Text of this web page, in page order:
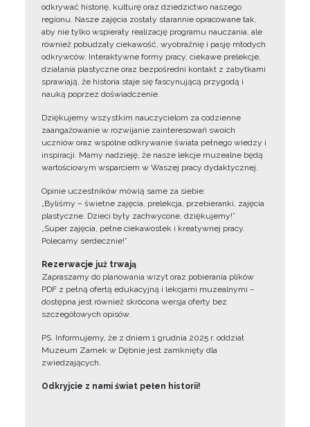
odkrywać historię, kulturę oraz dziedzictwo naszego
regionu. Nasze zajęcia zostały starannie opracowane tak,
aby nie tylko wspierały realizację programu nauczania, ale
również pobudzały ciekawość, wyobraźnię i pasję młodych
odkrywców. Interaktywne formy pracy, ciekawe prelekcje,
działania plastyczne oraz bezpośredni kontakt z zabytkami
sprawiają, że historia staje się fascynującą przygodą i
nauką poprzez doświadczenie.
Dziękujemy wszystkim nauczycielom za codzienne
zaangażowanie w rozwijanie zainteresowań swoich
uczniów oraz wspólne odkrywanie świata pełnego wiedzy i
inspiracji. Mamy nadzieję, że nasze lekcje muzealne będą
wartościowym wsparciem w Waszej pracy dydaktycznej.
Opinie uczestników mówią same za siebie:
„Byliśmy – świetne zajęcia, prelekcja, przebieranki, zajęcia
plastyczne. Dzieci były zachwycone, dziękujemy!”
„Super zajęcia, pełne ciekawostek i kreatywnej pracy.
Polecamy serdecznie!”
Rezerwacje już trwają
Zapraszamy do planowania wizyt oraz pobierania plików
PDF z pełną ofertą edukacyjną i lekcjami muzealnymi –
dostępna jest również skrócona wersja oferty bez
szczegółowych opisów.
PS. Informujemy, że z dniem 1 grudnia 2025 r. oddział
Muzeum Zamek w Dębnie jest zamknięty dla
zwiedzających.
Odkryjcie z nami świat pełen historii!